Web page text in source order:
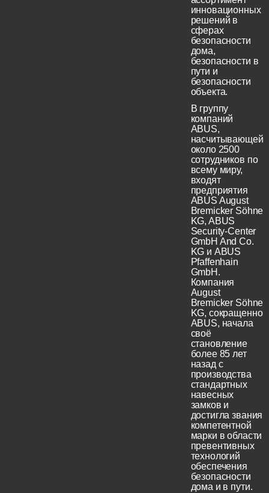
инновационных
решений в
сферах
безопасности
дома,
безопасности в
пути и
безопасности
объекта.
В группу
компаний
ABUS,
насчитывающей
около 2500
сотрудников по
всему миру,
входят
предприятия
ABUS August
Bremicker Söhne
KG, ABUS
Security-Center
GmbH And Co.
KG и ABUS
Pfaffenhain
GmbH.
Компания
August
Bremicker Söhne
KG, сокращенно
ABUS, начала
своё
становление
более 85 лет
назад с
производства
стандартных
навесных
замков и
достигла звания
компетентной
марки в области
превентивных
технологий
обеспечения
безопасности
дома и в пути.